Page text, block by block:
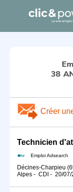
38
Créer
Technicien
Emploi Adsearch
Décines-Charpieu
Alpes - CDI - 20/07/